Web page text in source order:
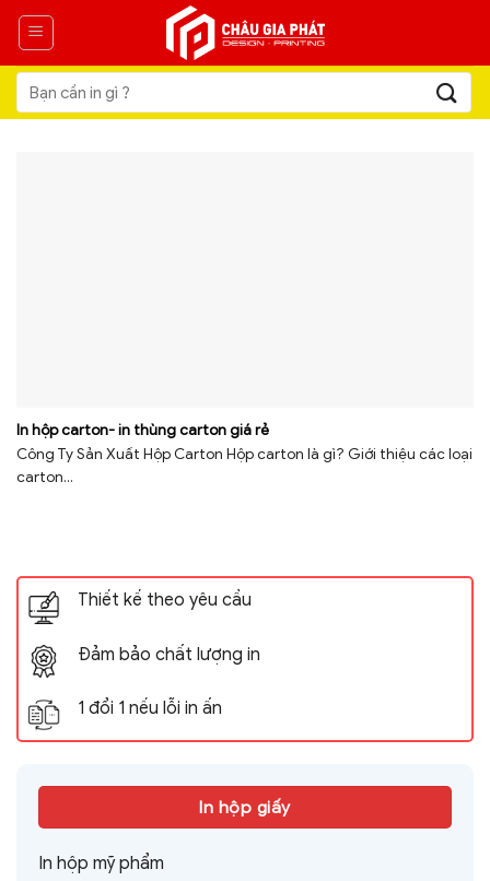
Skip
content
Tìm
kiếm:
In hộp carton- in thùng carton giá rẻ
Công Ty Sản Xuất Hộp Carton Hộp carton là gì? Giới thiệu các loại
carton...
Thiết kế theo yêu cầu
Đảm bảo chất lượng in
1 đổi 1 nếu lỗi in ấn
In hộp giấy
In hộp mỹ phẩm